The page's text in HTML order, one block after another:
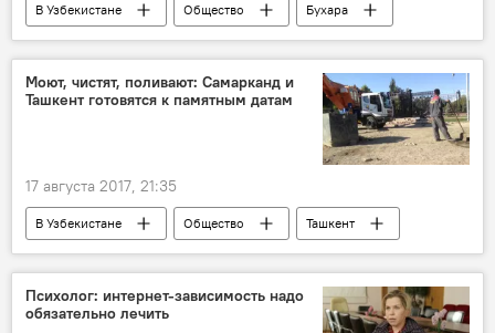
В Узбекистане Общество
Бухара
Узбекистон хаво йуллари
Моют, чистят, поливают: Самарканд и
Ташкент готовятся к памятным датам
17 августа 2017, 21:35
В Узбекистане Общество
Ташкент
Самарканд
Ислам Каримов
День независимости
Мероприятия в память о первом президенте Узбекистана Исламе Каримове
Психолог: интернет-зависимость надо
обязательно лечить